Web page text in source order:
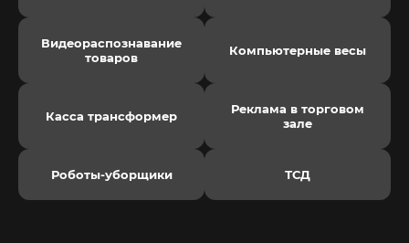
Видеораспознавание
товаров
Компьютерные весы
Касса трансформер
Реклама в торговом
зале
Роботы-уборщики ТСД